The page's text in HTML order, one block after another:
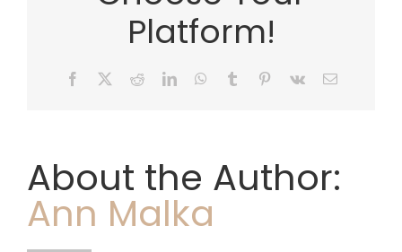
Platform!
Facebook RedditLinkedInWhatsApp
Tumblr Pinterest
Vk Email
About the Author:
Ann Malka